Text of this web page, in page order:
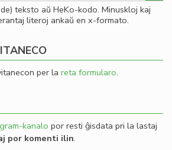
teksto aŭ HeKo-kodo. Minuskloj kaj
literoj ankaŭ en x-formato.
per la reta formularo.
kanalo por resti ĝisdata pri la lastaj
por komenti ilin.